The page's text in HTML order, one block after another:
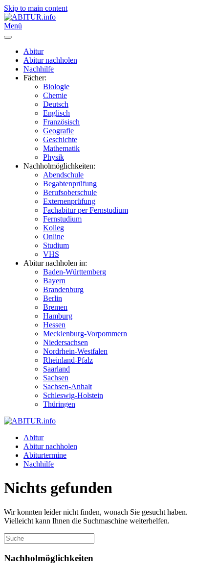
Skip to main content
Menü
Abitur
Abitur nachholen
Nachhilfe
Fächer:
Biologie
Chemie
Deutsch
Englisch
Französisch
Geografie
Geschichte
Mathematik
Physik
Nachholmöglichkeiten:
Abendschule
Begabtenprüfung
Berufsoberschule
Externenprüfung
Fachabitur per Fernstudium
Fernstudium
Kolleg
Online
Studium
VHS
Abitur nachholen in:
Baden-Württemberg
Bayern
Brandenburg
Berlin
Bremen
Hamburg
Hessen
Mecklenburg-Vorpommern
Niedersachsen
Nordrhein-Westfalen
Rheinland-Pfalz
Saarland
Sachsen
Sachsen-Anhalt
Schleswig-Holstein
Thüringen
Abitur
Abitur nachholen
Abiturtermine
Nachhilfe
Nichts gefunden
Wir konnten leider nicht finden, wonach Sie gesucht haben.
Vielleicht kann Ihnen die Suchmaschine weiterhelfen.
Nachholmöglichkeiten